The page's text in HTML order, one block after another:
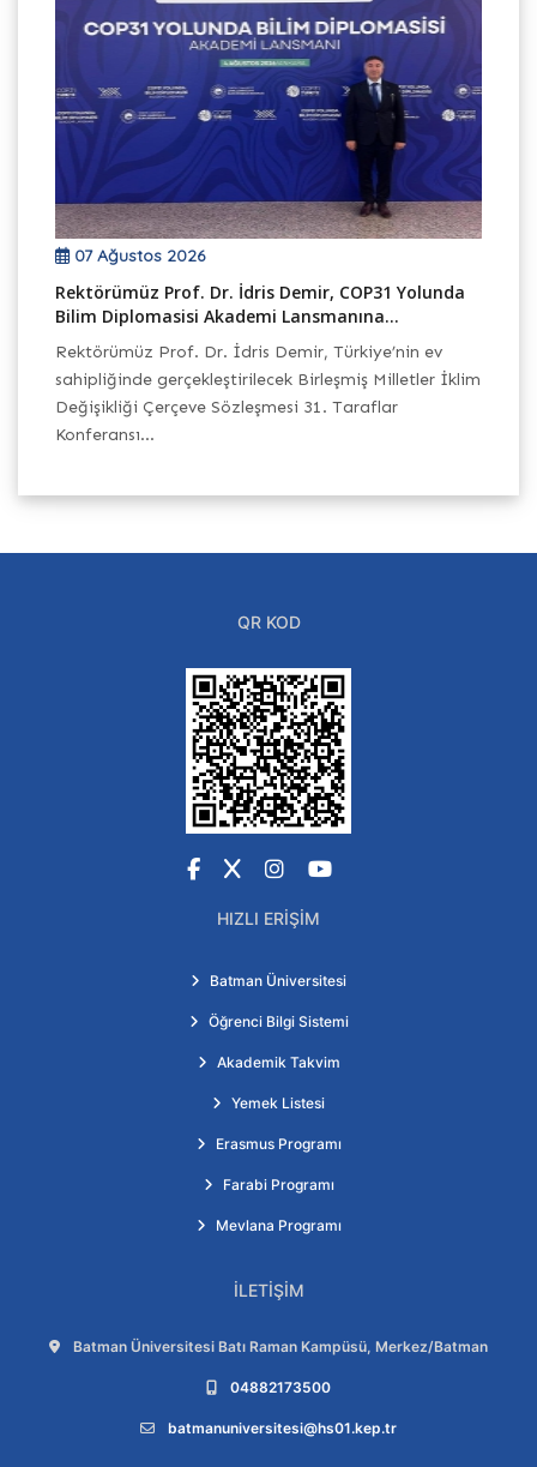
07 Ağustos 2026
Rektörümüz Prof. Dr. İdris Demir, COP31 Yolunda
Bilim Diplomasisi Akademi Lansmanına...
Rektörümüz Prof. Dr. İdris Demir, Türkiye’nin ev
sahipliğinde gerçekleştirilecek Birleşmiş Milletler İklim
Değişikliği Çerçeve Sözleşmesi 31. Taraflar
Konferansı...
QR KOD
Facebook
X Instagram
YouTube
HIZLI ERIŞIM
Batman Üniversitesi
Öğrenci Bilgi Sistemi
Akademik Takvim
Yemek Listesi
Erasmus Programı
Farabi Programı
Mevlana Programı
İLETIŞIM
Adres:
Batman Üniversitesi Batı Raman Kampüsü, Merkez/Batman
Telefon:
04882173500
E-posta:
batmanuniversitesi@hs01.kep.tr